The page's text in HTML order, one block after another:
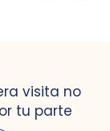
visita no
tu parte